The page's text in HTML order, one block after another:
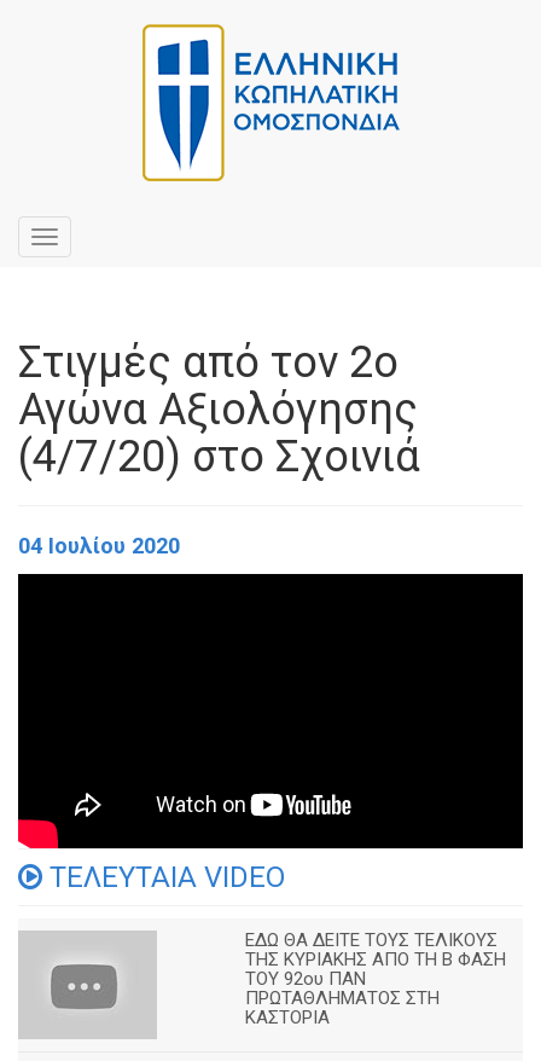
Toggle
navigation
Στιγμές από τον 2ο
Αγώνα Αξιολόγησης
(4/7/20) στο Σχοινιά
04 Ιουλίου 2020
ΤΕΛΕΥΤΑΙΑ VIDEO
ΕΔΩ ΘΑ ΔΕΙΤΕ ΤΟΥΣ ΤΕΛΙΚΟΥΣ
ΤΗΣ ΚΥΡΙΑΚΗΣ ΑΠΟ ΤΗ Β ΦΑΣΗ
ΤΟΥ 92ου ΠΑΝ
ΠΡΩΤΑΘΛΗΜΑΤΟΣ ΣΤΗ
ΚΑΣΤΟΡΙΑ